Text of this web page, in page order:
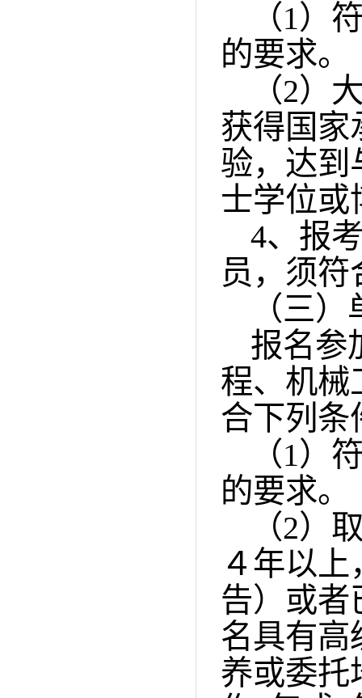
（1）
的要求。
（2）
获得国家
验，达到
士学位或
4、报
员，须
（三
报名参
程、机械
合下列条
（1）
的要求。
（2）
４年以
告）或者
名具有高
养或委托